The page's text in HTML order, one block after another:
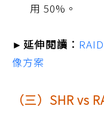
用 50%。
►延伸閱讀：
像方案
（三）SHR vs